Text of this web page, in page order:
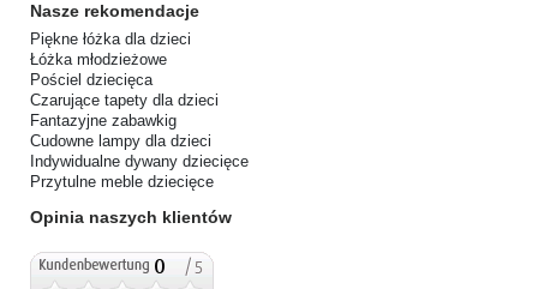
Nasze rekomendacje
Piękne łóżka dla dzieci
Łóżka młodzieżowe
Pościel dziecięca
Czarujące tapety dla dzieci
Fantazyjne zabawkig
Cudowne lampy dla dzieci
Indywidualne dywany dziecięce
Przytulne meble dziecięce
Opinia naszych klientów